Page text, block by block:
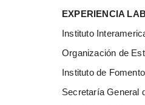
EXPERIENCIA
Instituto
Organización de
Instituto de
Secretaría General